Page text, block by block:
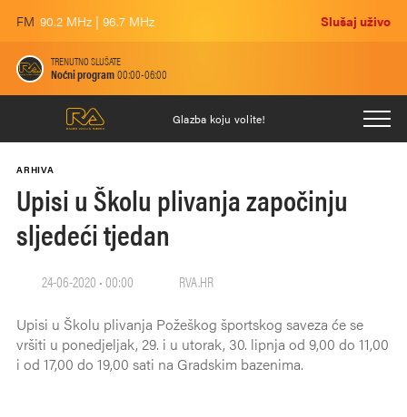
FM 90.2 MHz | 96.7 MHz Slušaj uživo
TRENUTNO SLUŠATE
Noćni program00:00-06:00
Glazba koju volite!
ARHIVA
Upisi u Školu plivanja započinju
sljedeći tjedan
24-06-2020 • 00:00 RVA.HR
Upisi u Školu plivanja Požeškog športskog saveza će se
vršiti u ponedjeljak, 29. i u utorak, 30. lipnja od 9,00 do 11,00
i od 17,00 do 19,00 sati na Gradskim bazenima.